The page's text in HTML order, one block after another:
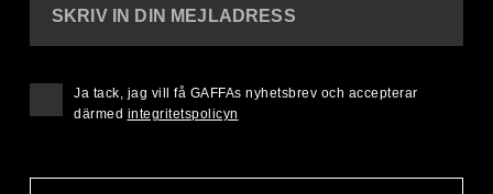
SKRIV IN DIN MEJLADRESS
Ja tack, jag vill få GAFFAs nyhetsbrev och accepterar
därmed integritetspolicyn